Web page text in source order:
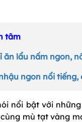
tâm
ăn lẩu nấm ngon,
ngon nổi
nổi bật với
mù tạt vàng